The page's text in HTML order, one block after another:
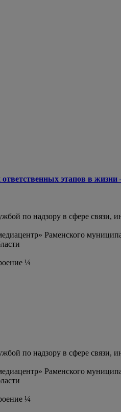
этапов в жизни
по надзору в сфере связи,
Раменского
¼
по надзору в сфере связи,
Раменского
¼